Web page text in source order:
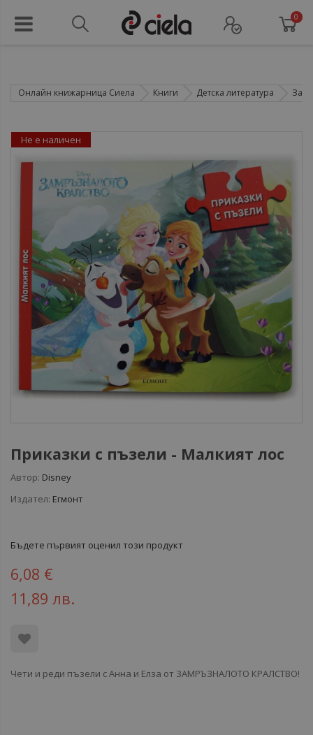
0
Онлайн книжарница Сиела Книги Детска литература
Приказки с пъзели - Малкият лос
Автор: Disney
Издател: Егмонт
Бъдете първият оценил този продукт
6,08 €
11,89 лв.
Чети и реди пъзели с Анна и Елза от ЗАМРЪЗНАЛОТО КРАЛСТВО!
Не е наличен